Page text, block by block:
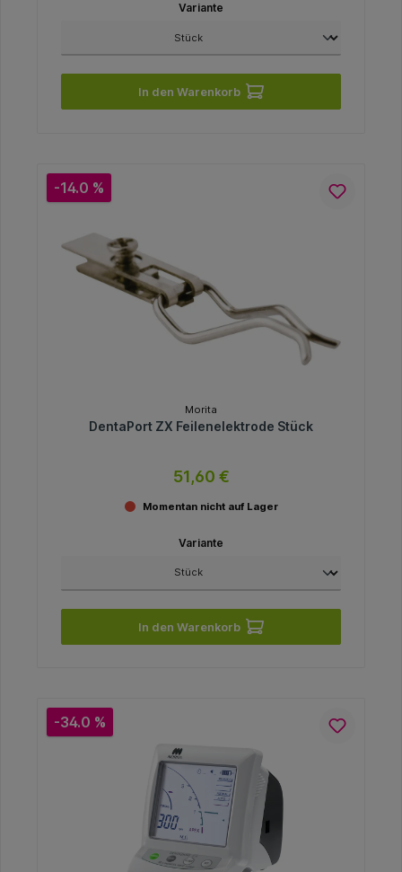
Variante
In den Warenkorb
-14.0 %
Morita
DentaPort ZX Feilenelektrode Stück
51,60 €
Momentan nicht auf Lager
Variante
In den Warenkorb
-34.0 %